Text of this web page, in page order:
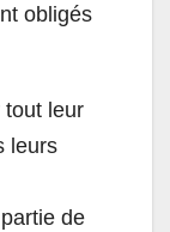
obligés
tout leur
leurs
de